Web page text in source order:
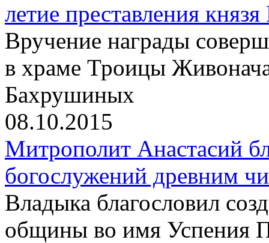
летие преставления
Вручение награды
в храме Троицы
Бахрушиных
08.10.2015
Митрополит Анастасий
богослужений древним
Владыка благословил
общины во имя Успения